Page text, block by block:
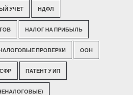
УЧЕТ НДФЛ
НАЛОГ НА ПРИБЫЛЬ
ПРОВЕРКИ ООН
ПАТЕНТ У ИП